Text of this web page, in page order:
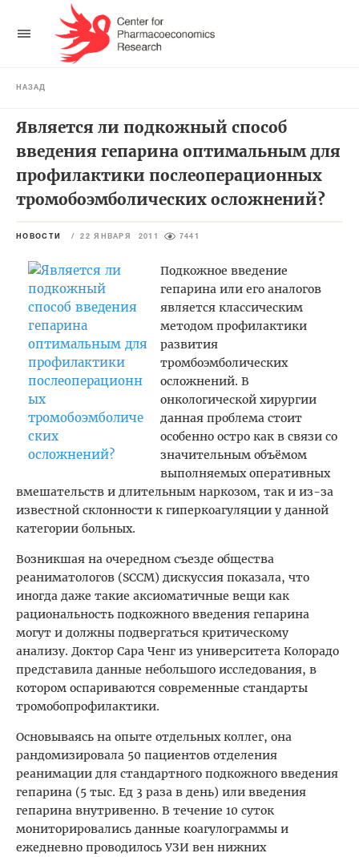
НАЗАД
Является ли подкожный способ
введения гепарина оптимальным для
профилактики послеоперационных
тромобоэмболических осложнений?
НОВОСТИ / 22 ЯНВАРЯ 2011 7441
Подкожное введение
гепарина или его аналогов
является классическим
методом профилактики
развития
тромбоэмболических
осложнений. В
онкологической хирургии
данная проблема стоит
особенно остро как в связи со
значительным объёмом
выполняемых оперативных
вмешательств и длительным наркозом, так и из-за
известной склонности к гиперкоагуляции у данной
категории больных.
Возникшая на очередном съезде общества
реаниматологов (SCCM) дискуссия показала, что
иногда даже такие аксиоматичные вещи как
рациональность подкожного введения гепарина
могут и должны подвергаться критическому
анализу. Доктор Сара Ченг из университета Колорадо
представила данные небольшого исследования, в
котором оспариваются современные стандарты
тромобопрофилактики.
Основываясь на опыте отдельных коллег, она
рандомизировала 50 пациентов отделения
реанимации для стандартного подкожного введения
гепарина (5 тыс. Ед 3 раза в день) или введения
гепарина внутривенно. В течение 10 суток
мониторировались данные коагулограммы и
ежедневно проводилось УЗИ вен нижних